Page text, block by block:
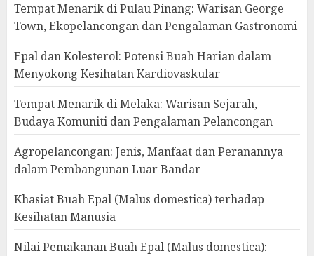
Tempat Menarik di Pulau Pinang: Warisan George
Town, Ekopelancongan dan Pengalaman Gastronomi
Epal dan Kolesterol: Potensi Buah Harian dalam
Menyokong Kesihatan Kardiovaskular
Tempat Menarik di Melaka: Warisan Sejarah,
Budaya Komuniti dan Pengalaman Pelancongan
Agropelancongan: Jenis, Manfaat dan Peranannya
dalam Pembangunan Luar Bandar
Khasiat Buah Epal (Malus domestica) terhadap
Kesihatan Manusia
Nilai Pemakanan Buah Epal (Malus domestica):